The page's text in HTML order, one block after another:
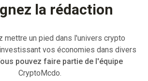
la rédaction
mettre un pied dans l'univers crypto
vos économies dans divers
pouvez faire partie de l'équipe
CryptoMcdo.